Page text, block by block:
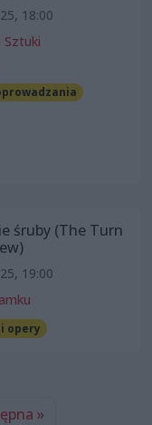
18:00
śruby (The Turn
19:00
opery
»